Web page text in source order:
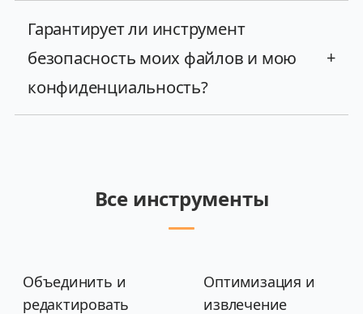
Гарантирует ли инструмент
безопасность моих файлов и мою
конфиденциальность?
+
Все инструменты
Объединить и
редактировать
Оптимизация и
извлечение